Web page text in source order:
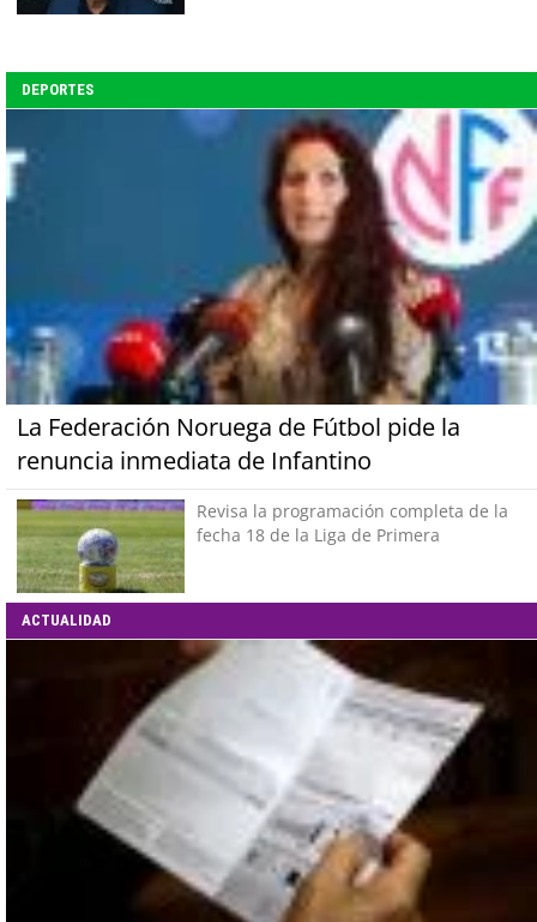
DEPORTES
La Federación Noruega de Fútbol pide la
renuncia inmediata de Infantino
Revisa la programación completa de la
fecha 18 de la Liga de Primera
ACTUALIDAD